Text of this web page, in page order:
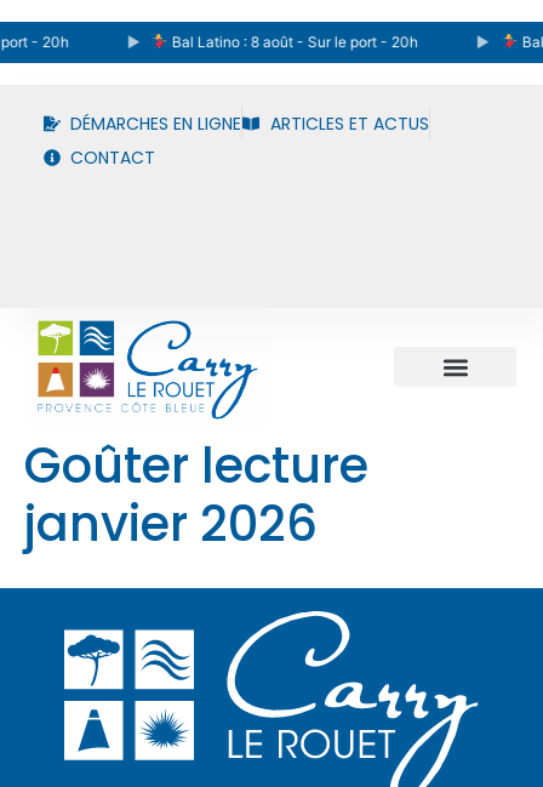
- 20h Bal Latino : 8 août - Sur le port - 20h Bal
DÉMARCHES EN LIGNE
ARTICLES ET ACTUS
CONTACT
Goûter lecture
janvier 2026